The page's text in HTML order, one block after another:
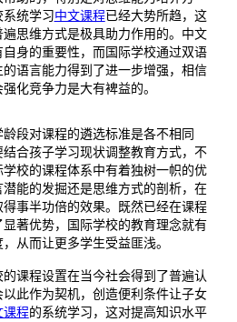
系统学习中文课程已经大势所趋，这
思维方式是极具助力作用的。中文
身的重要性，而国际学校通过双语
语言能力得到了进一步增强，相信
化竞争力是大有裨益的。
段对课程的遴选标准是各不相同
合孩子学习现状调整教育方式，不
校的课程体系中有着独树一帜的优
能的发掘还是思维方式的剖析，在
事半功倍的效果。既然已经在课程
著优势，国际学校的教育理念就有
从而让更多学生受益匪浅。
的课程设置在当今社会得到了普遍认
以此作为契机，创造便利条件让子女
课程的系统学习，这对提高知识水平